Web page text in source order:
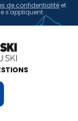
de confidentialité et
s'appliquent.